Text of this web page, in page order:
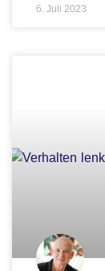
6. Juli 2023